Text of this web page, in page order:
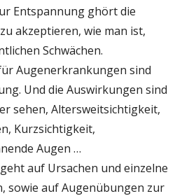
Entspannung ghört die
akzeptieren, wie man ist,
Schwächen.
Augenerkrankungen sind
Und die Auswirkungen sind
sehen, Altersweitsichtigkeit,
Kurzsichtigkeit,
Augen …
auf Ursachen und einzelne
sowie auf Augenübungen zur